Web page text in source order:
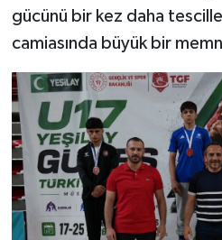
gücünü bir kez daha
camiasında büyük bir